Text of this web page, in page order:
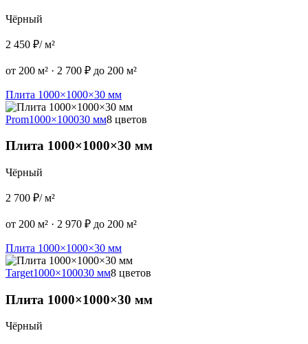
Чёрный
2 450 ₽/ м²
от 200 м² · 2 700 ₽ до 200 м²
Плита 1000×1000×30 мм
Prom1000×100030 мм8 цветов
Плита 1000×1000×30 мм
Чёрный
2 700 ₽/ м²
от 200 м² · 2 970 ₽ до 200 м²
Плита 1000×1000×30 мм
Target1000×100030 мм8 цветов
Плита 1000×1000×30 мм
Чёрный